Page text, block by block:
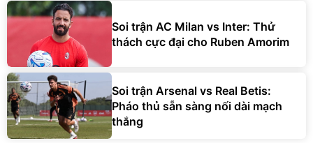
Soi trận AC Milan vs Inter: Thử
thách cực đại cho Ruben Amorim
Soi trận Arsenal vs Real Betis:
Pháo thủ sẵn sàng nối dài mạch
thắng